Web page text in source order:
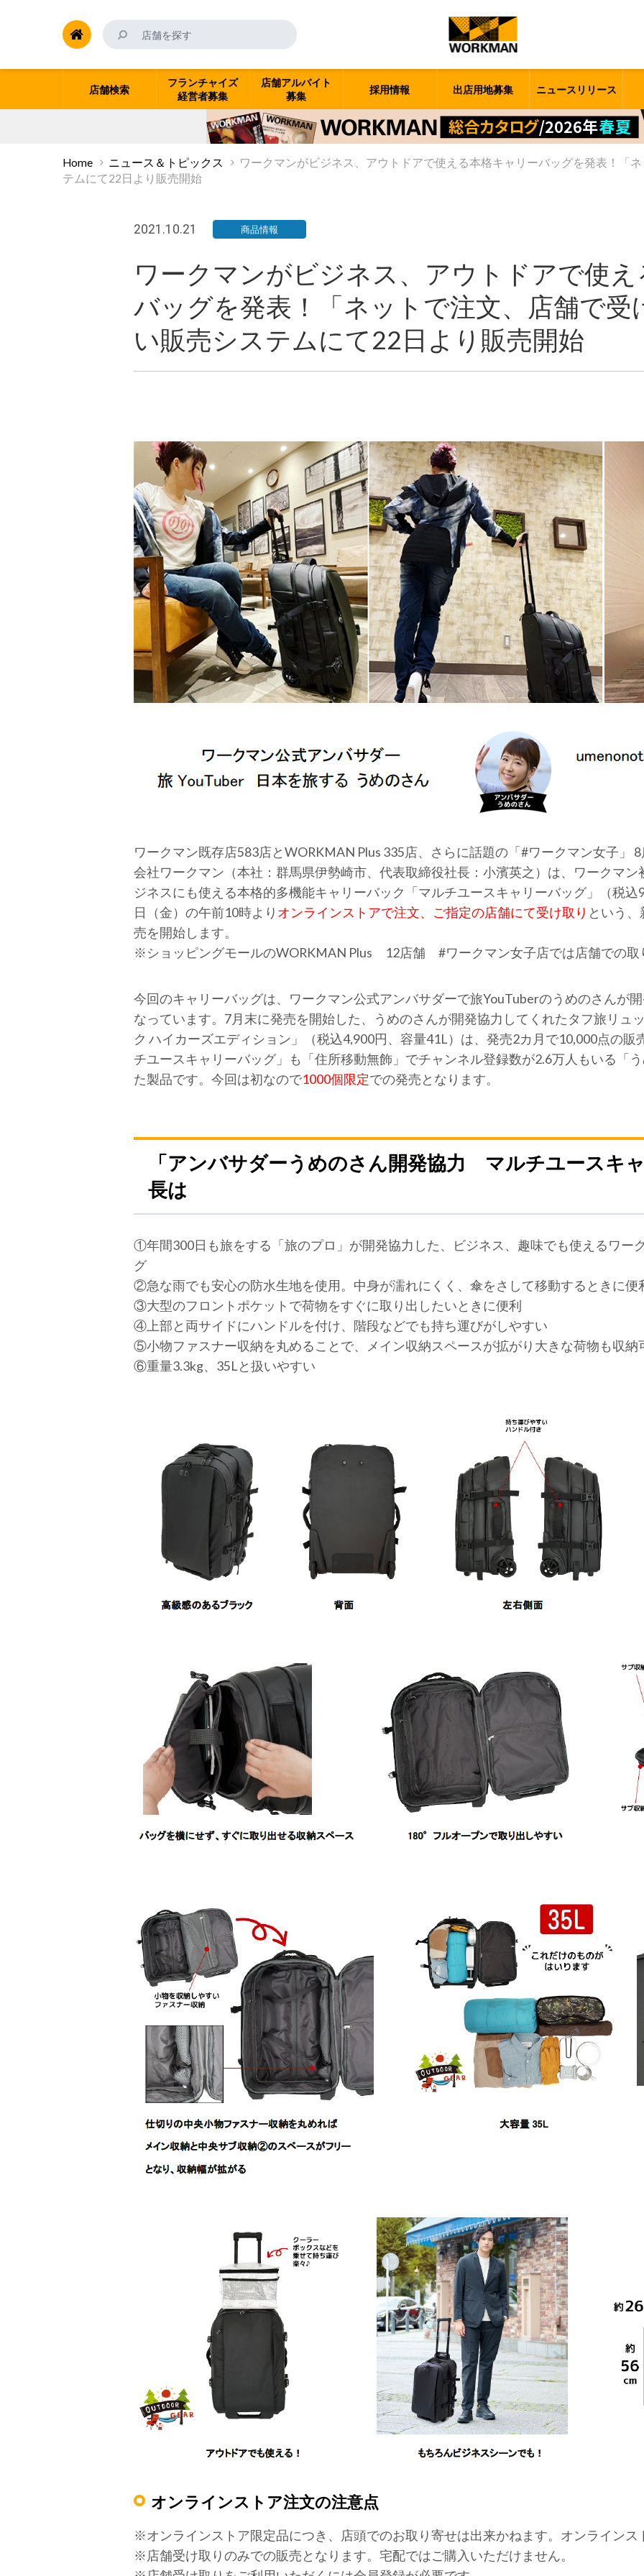
フランチャイズ
経営者募集
店舗検索
店舗アルバイト
募集
採用情報 出店用地募集 ニュースリリース
Home ニュース＆トピックス
ワークマンがビジネス、アウトドアで使える本格キャリーバッグを発表！「
テムにて22日より販売開始
2021.10.21 商品情報
ワークマンがビジネス、アウトドアで使
バッグを発表！「ネットで注文、店舗で受
い販売システムにて22日より販売開始
ワークマン既存店583店とWORKMAN Plus 335店、さらに話題の「#ワークマン女子」
会社ワークマン（本社：群馬県伊勢崎市、代表取締役社長：小濱英之）は、ワークマ
ジネスにも使える本格的多機能キャリーバック「マルチユースキャリーバッグ」（税
日（金）の午前10時より オンラインストアで注文、ご指定の店舗にて受け取り という
売を開始します。
※ショッピングモールのWORKMAN Plus 12店舗 #ワークマン女子店では店舗での取
今回のキャリーバッグは、ワークマン公式アンバサダーで旅YouTuberのうめのさんが
なっています。7月末に発売を開始した、うめのさんが開発協力してくれたタフ旅リュ
ク ハイカーズエディション」（税込4,900円、容量41L）は、発売2カ月で10,000点の
チユースキャリーバッグ」も「住所移動無飾」でチャンネル登録数が2.6万人もいる「
た製品です。今回は初なので1000個限定での発売となります。
「アンバサダーうめのさん開発協力 マルチユースキ
長は
①年間300日も旅をする「旅のプロ」が開発協力した、ビジネス、趣味でも使えるワー
グ
②急な雨でも安心の防水生地を使用。中身が濡れにくく、傘をさして移動するときに便
③大型のフロントポケットで荷物をすぐに取り出したいときに便利
④上部と両サイドにハンドルを付け、階段などでも持ち運びがしやすい
⑤小物ファスナー収納を丸めることで、メイン収納スペースが拡がり大きな荷物も収納
⑥重量3.3kg、35Lと扱いやすい
オンラインストア注文の注意点
※オンラインストア限定品につき、店頭でのお取り寄せは出来かねます。オンラインス
※店舗受け取りのみでの販売となります。宅配ではご購入いただけません。